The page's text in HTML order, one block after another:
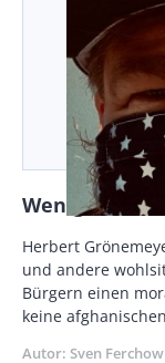
Weniger
Vorspann
/
Teaser
Herbert
und andere
Bürgern einen
keine
Autor Sven Ferchow